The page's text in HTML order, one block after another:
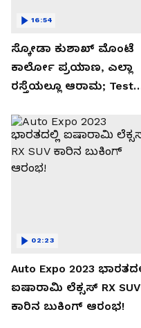
ಸ್ಕೋಡಾ ಕುಶಾಖ್ ಮೊಂಟೆ
ಕಾರ್ಲೋ ಪ್ರಯಾಣ, ಎಲ್ಲಾ
ರಸ್ತೆಯಲ್ಲೂ ಆರಾಮ; Test
16:54
Auto Expo 2023 ಭಾರತದಲ್ಲಿ
ಐಷಾರಾಮಿ ಲೆಕ್ಸಸ್ RX SUV
ಕಾರಿನ ಬುಕಿಂಗ್ ಆರಂಭ!
02:23